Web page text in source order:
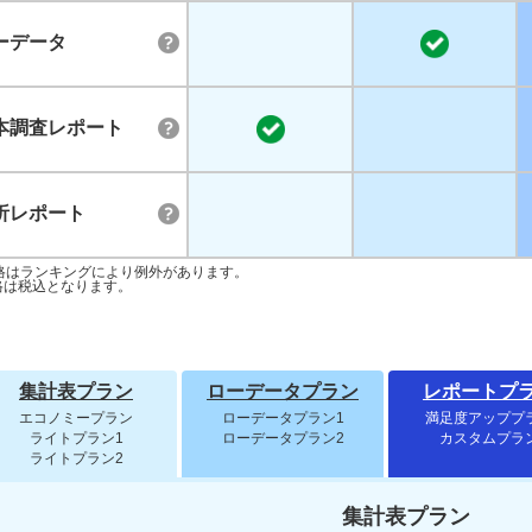
データ
調査レポート
レポート
ランキングにより例外があります。
税込となります。
集計表プラン
エコノミープラン
ライトプラン1
ライトプラン2
ローデータプラン
ローデータプラン1
ローデータプラン2
レポートプ
満足度アッププ
カスタムプラ
集計表プラン